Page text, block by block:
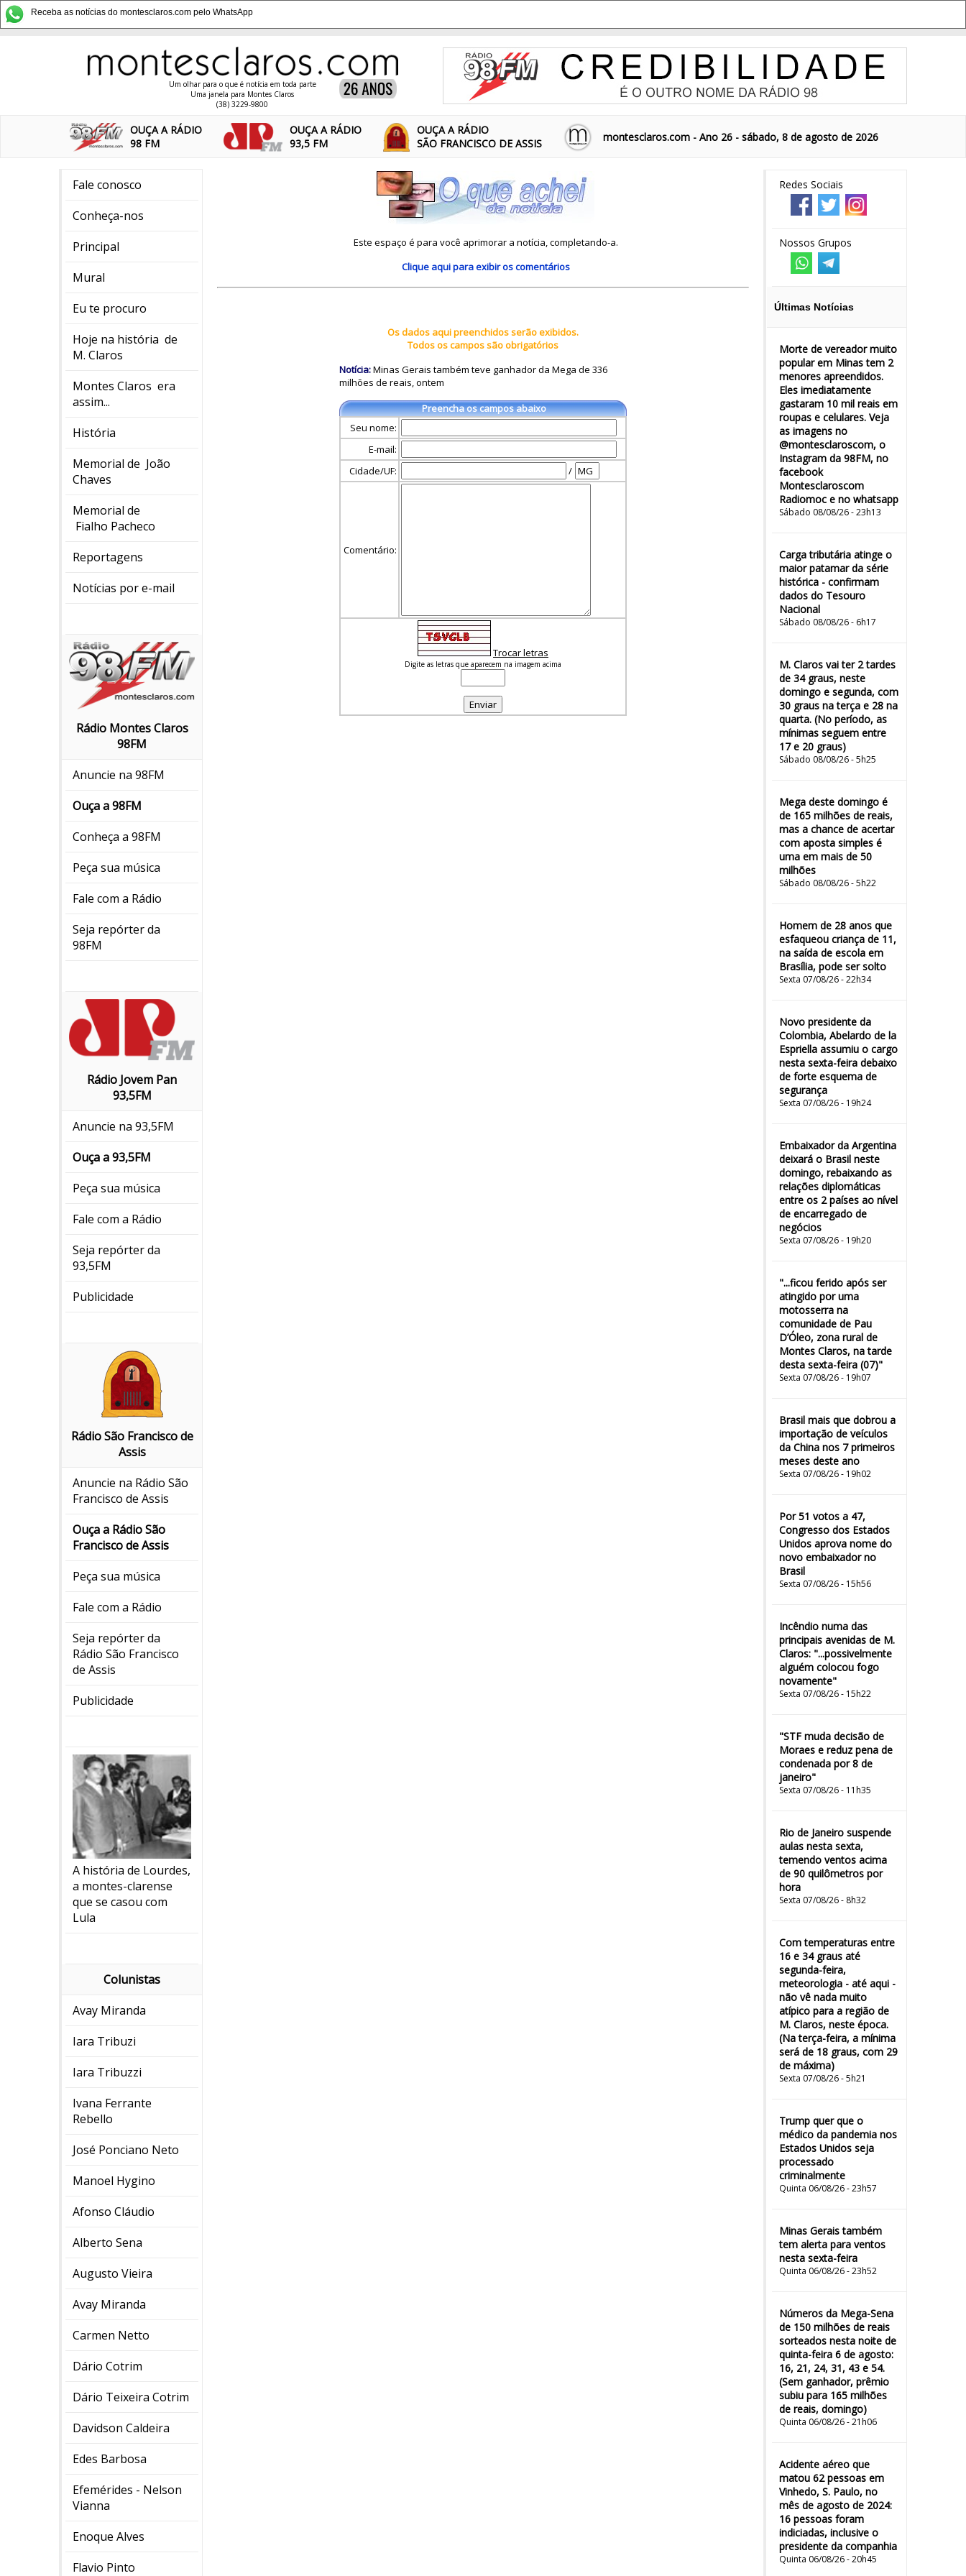
Receba as notícias do montesclaros.com pelo WhatsApp
Um olhar para o que é notícia em toda parte
Uma janela para Montes Claros
(38) 3229-9800
OUÇA A RÁDIO
98 FM
OUÇA A RÁDIO
93,5 FM
OUÇA A RÁDIO
SÃO FRANCISCO DE ASSIS
montesclaros.com - Ano 26 - sábado, 8 de agosto de 2026
Fale conosco
Conheça-nos
Principal
Mural
Eu te procuro
Hoje na história de
M. Claros
Montes Claros era
assim...
História
Memorial de João
Chaves
Memorial de
Fialho Pacheco
Reportagens
Notícias por e-mail
Rádio Montes Claros
98FM
Anuncie na 98FM
Ouça a 98FM
Conheça a 98FM
Peça sua música
Fale com a Rádio
Seja repórter da
98FM
Rádio Jovem Pan
93,5FM
Anuncie na 93,5FM
Ouça a 93,5FM
Peça sua música
Fale com a Rádio
Seja repórter da
93,5FM
Publicidade
Rádio São Francisco de
Assis
Anuncie na Rádio São
Francisco de Assis
Ouça a Rádio São
Francisco de Assis
Peça sua música
Fale com a Rádio
Seja repórter da
Rádio São Francisco
de Assis
Publicidade
A história de Lourdes,
a montes-clarense
que se casou com
Lula
Colunistas
Avay Miranda
Iara Tribuzi
Iara Tribuzzi
Ivana Ferrante
Rebello
José Ponciano Neto
Manoel Hygino
Afonso Cláudio
Alberto Sena
Augusto Vieira
Avay Miranda
Carmen Netto
Dário Cotrim
Dário Teixeira Cotrim
Davidson Caldeira
Edes Barbosa
Efemérides - Nelson
Vianna
Enoque Alves
Flavio Pinto
Redes Sociais
Nossos Grupos
Últimas Notícias
Morte de vereador muito
popular em Minas tem 2
menores apreendidos.
Eles imediatamente
gastaram 10 mil reais em
roupas e celulares. Veja
as imagens no
@montesclaroscom, o
Instagram da 98FM, no
facebook
Montesclaroscom
Radiomoc e no whatsapp
Sábado 08/08/26 - 23h13
Carga tributária atinge o
maior patamar da série
histórica - confirmam
dados do Tesouro
Nacional
Sábado 08/08/26 - 6h17
M. Claros vai ter 2 tardes
de 34 graus, neste
domingo e segunda, com
30 graus na terça e 28 na
quarta. (No período, as
mínimas seguem entre
17 e 20 graus)
Sábado 08/08/26 - 5h25
Mega deste domingo é
de 165 milhões de reais,
mas a chance de acertar
com aposta simples é
uma em mais de 50
milhões
Sábado 08/08/26 - 5h22
Homem de 28 anos que
esfaqueou criança de 11,
na saída de escola em
Brasília, pode ser solto
Sexta 07/08/26 - 22h34
Novo presidente da
Colombia, Abelardo de la
Espriella assumiu o cargo
nesta sexta-feira debaixo
de forte esquema de
segurança
Sexta 07/08/26 - 19h24
Embaixador da Argentina
deixará o Brasil neste
domingo, rebaixando as
relações diplomáticas
entre os 2 países ao nível
de encarregado de
negócios
Sexta 07/08/26 - 19h20
"...ficou ferido após ser
atingido por uma
motosserra na
comunidade de Pau
D’Óleo, zona rural de
Montes Claros, na tarde
desta sexta-feira (07)"
Sexta 07/08/26 - 19h07
Brasil mais que dobrou a
importação de veículos
da China nos 7 primeiros
meses deste ano
Sexta 07/08/26 - 19h02
Por 51 votos a 47,
Congresso dos Estados
Unidos aprova nome do
novo embaixador no
Brasil
Sexta 07/08/26 - 15h56
Incêndio numa das
principais avenidas de M.
Claros: "...possivelmente
alguém colocou fogo
novamente"
Sexta 07/08/26 - 15h22
"STF muda decisão de
Moraes e reduz pena de
condenada por 8 de
janeiro"
Sexta 07/08/26 - 11h35
Rio de Janeiro suspende
aulas nesta sexta,
temendo ventos acima
de 90 quilômetros por
hora
Sexta 07/08/26 - 8h32
Com temperaturas entre
16 e 34 graus até
segunda-feira,
meteorologia - até aqui -
não vê nada muito
atípico para a região de
M. Claros, neste época.
(Na terça-feira, a mínima
será de 18 graus, com 29
de máxima)
Sexta 07/08/26 - 5h21
Trump quer que o
médico da pandemia nos
Estados Unidos seja
processado
criminalmente
Quinta 06/08/26 - 23h57
Minas Gerais também
tem alerta para ventos
nesta sexta-feira
Quinta 06/08/26 - 23h52
Números da Mega-Sena
de 150 milhões de reais
sorteados nesta noite de
quinta-feira 6 de agosto:
16, 21, 24, 31, 43 e 54.
(Sem ganhador, prêmio
subiu para 165 milhões
de reais, domingo)
Quinta 06/08/26 - 21h06
Acidente aéreo que
matou 62 pessoas em
Vinhedo, S. Paulo, no
mês de agosto de 2024:
16 pessoas foram
indiciadas, inclusive o
presidente da companhia
Quinta 06/08/26 - 20h45
Este espaço é para você aprimorar a notícia, completando-a.
Clique aquipara exibir os comentários
Os dados aqui preenchidos serão exibidos.
Todos os campos são obrigatórios
Notícia:Minas Gerais também teve ganhador da Mega de 336
milhões de reais, ontem
Preencha os campos abaixo
Seu nome:
E-mail:
Cidade/UF:
/
Comentário:
Trocar letras
Digite as letras que aparecem na imagem acima